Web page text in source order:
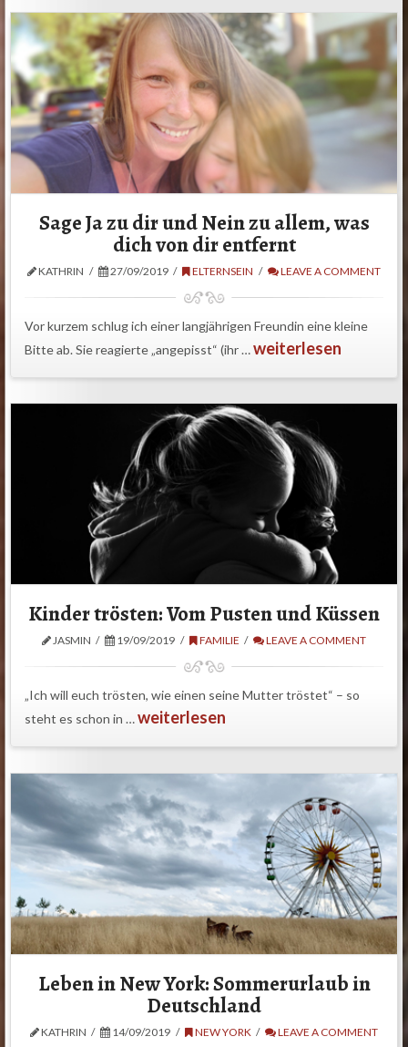
Sage Ja zu dir und Nein zu allem, was
dich von dir entfernt
KATHRIN 27/09/2019 ELTERNSEIN LEAVE A COMMENT
Vor kurzem schlug ich einer langjährigen Freundin eine kleine
Bitte ab. Sie reagierte „angepisst“ (ihr …weiterlesen
Kinder trösten: Vom Pusten und Küssen
JASMIN 19/09/2019 FAMILIE LEAVE A COMMENT
„Ich will euch trösten, wie einen seine Mutter tröstet“ – so
steht es schon in …weiterlesen
Leben in New York: Sommerurlaub in
Deutschland
KATHRIN 14/09/2019 NEW YORK LEAVE A COMMENT